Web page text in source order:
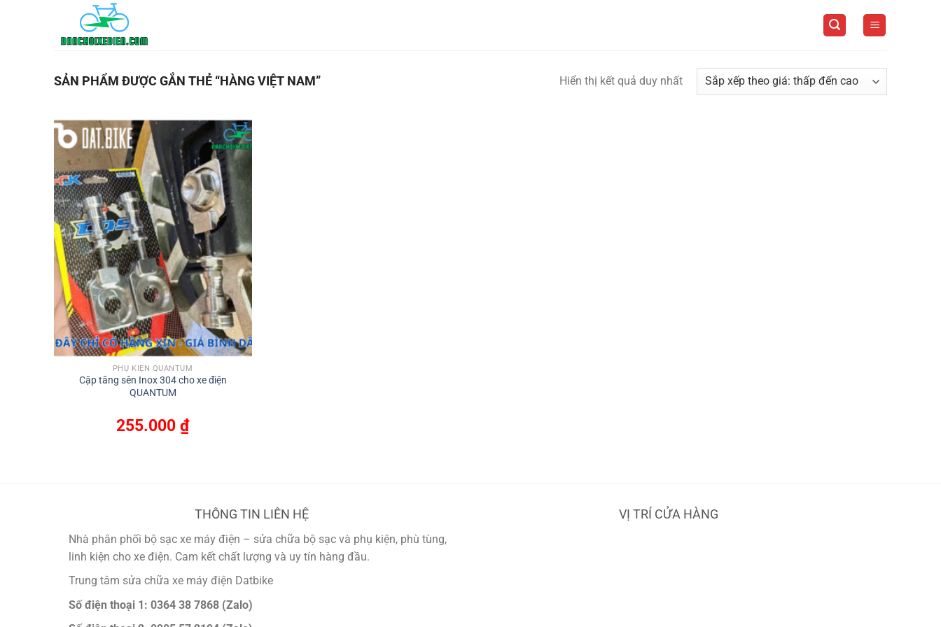
SẢN PHẨM ĐƯỢC GẮN THẺ “HÀNG VIỆT NAM” Hiển thị kết quả duy nhất
PHỤ KIỆN QUANTUM
Cặp tăng sên Inox 304 cho xe điện
QUANTUM
255.000₫
THÔNG TIN LIÊN HỆ
Nhà phân phối bộ sạc xe máy điện – sửa chữa bộ sạc và phụ kiện, phù tùng,
linh kiện cho xe điện. Cam kết chất lượng và uy tín hàng đầu.
Trung tâm sửa chữa xe máy điện Datbike
Số điện thoại 1: 0364 38 7868 (Zalo)
VỊ TRÍ CỬA HÀNG